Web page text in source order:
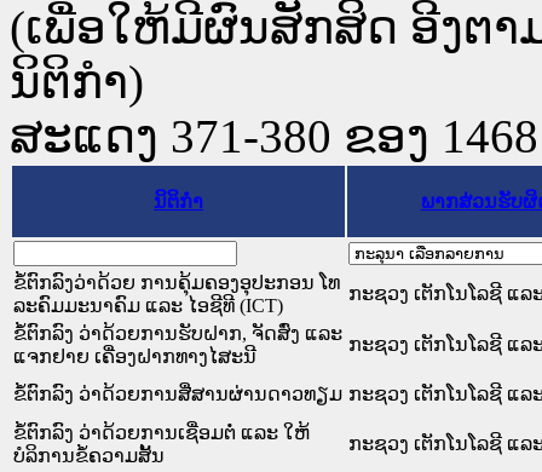
(ເພື່ອໃຫ້ມີຜົນສັກສິດ ອີງຕ
ນິຕິກໍາ)
ສະແດງ 371-380 ຂອງ
ນິຕິກໍາ ພາກສ່ວນຮັບຜິ
ຂໍ້ຕົກລົງວ່າດ້ວຍ ການຄຸ້ມຄອງອຸປະກອນ ໂທ
ລະຄົມມະນາຄົມ ແລະ ໄອຊີທີ (ICT)
ກະຊວງ ເຕັກໂນໂລຊີ ແ
ຂໍ້ຕົກລົງ ວ່າດ້ວຍການຮັບຝາກ, ຈັດສົ່ງ ແລະ
ແຈກຢາຍ ເຄື່ອງຝາກທາງໄສະນີ
ກະຊວງ ເຕັກໂນໂລຊີ ແ
ຂໍ້ຕົກລົງ ວ່າດ້ວຍການສື່ສານຜ່ານດາວທຽມ ກະຊວງ ເຕັກໂນໂລຊີ ແ
ຂໍ້ຕົກລົງ ວ່າດ້ວຍການເຊື່ອມຕໍ່ ແລະ ໃຫ້
ບໍລິການຂໍ້ຄວາມສັ້ນ
ກະຊວງ ເຕັກໂນໂລຊີ ແ